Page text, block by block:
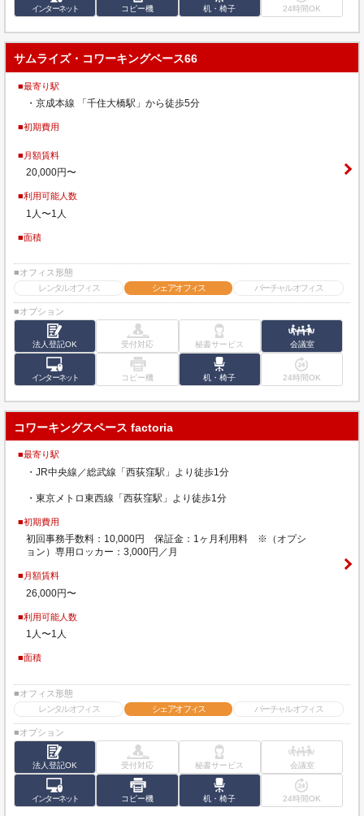
インターネット コピー機 机・椅子 24時間OK
サムライズ・コワーキングベース66
■最寄り駅
・京成本線 「千住大橋駅」から徒歩5分
■初期費用
■月額賃料
20,000円〜
■利用可能人数
1人〜1人
■面積
■オフィス形態
レンタルオフィス
シェアオフィス バーチャルオフィス
■オプション
法人登記OK 受付対応 秘書サービス 会議室
インターネット コピー機 机・椅子 24時間OK
コワーキングスペース factoria​
■最寄り駅
・JR中央線／総武線「西荻窪駅」より徒歩1分
・東京メトロ東西線「西荻窪駅」より徒歩1分
■初期費用
初回事務手数料：10,000円 保証金：1ヶ月利用料 ※（オプシ
ョン）専用ロッカー：3,000円／月
■月額賃料
26,000円〜
■利用可能人数
1人〜1人
■面積
■オフィス形態
レンタルオフィス
シェアオフィス バーチャルオフィス
■オプション
法人登記OK 受付対応 秘書サービス 会議室
インターネット コピー機 机・椅子 24時間OK